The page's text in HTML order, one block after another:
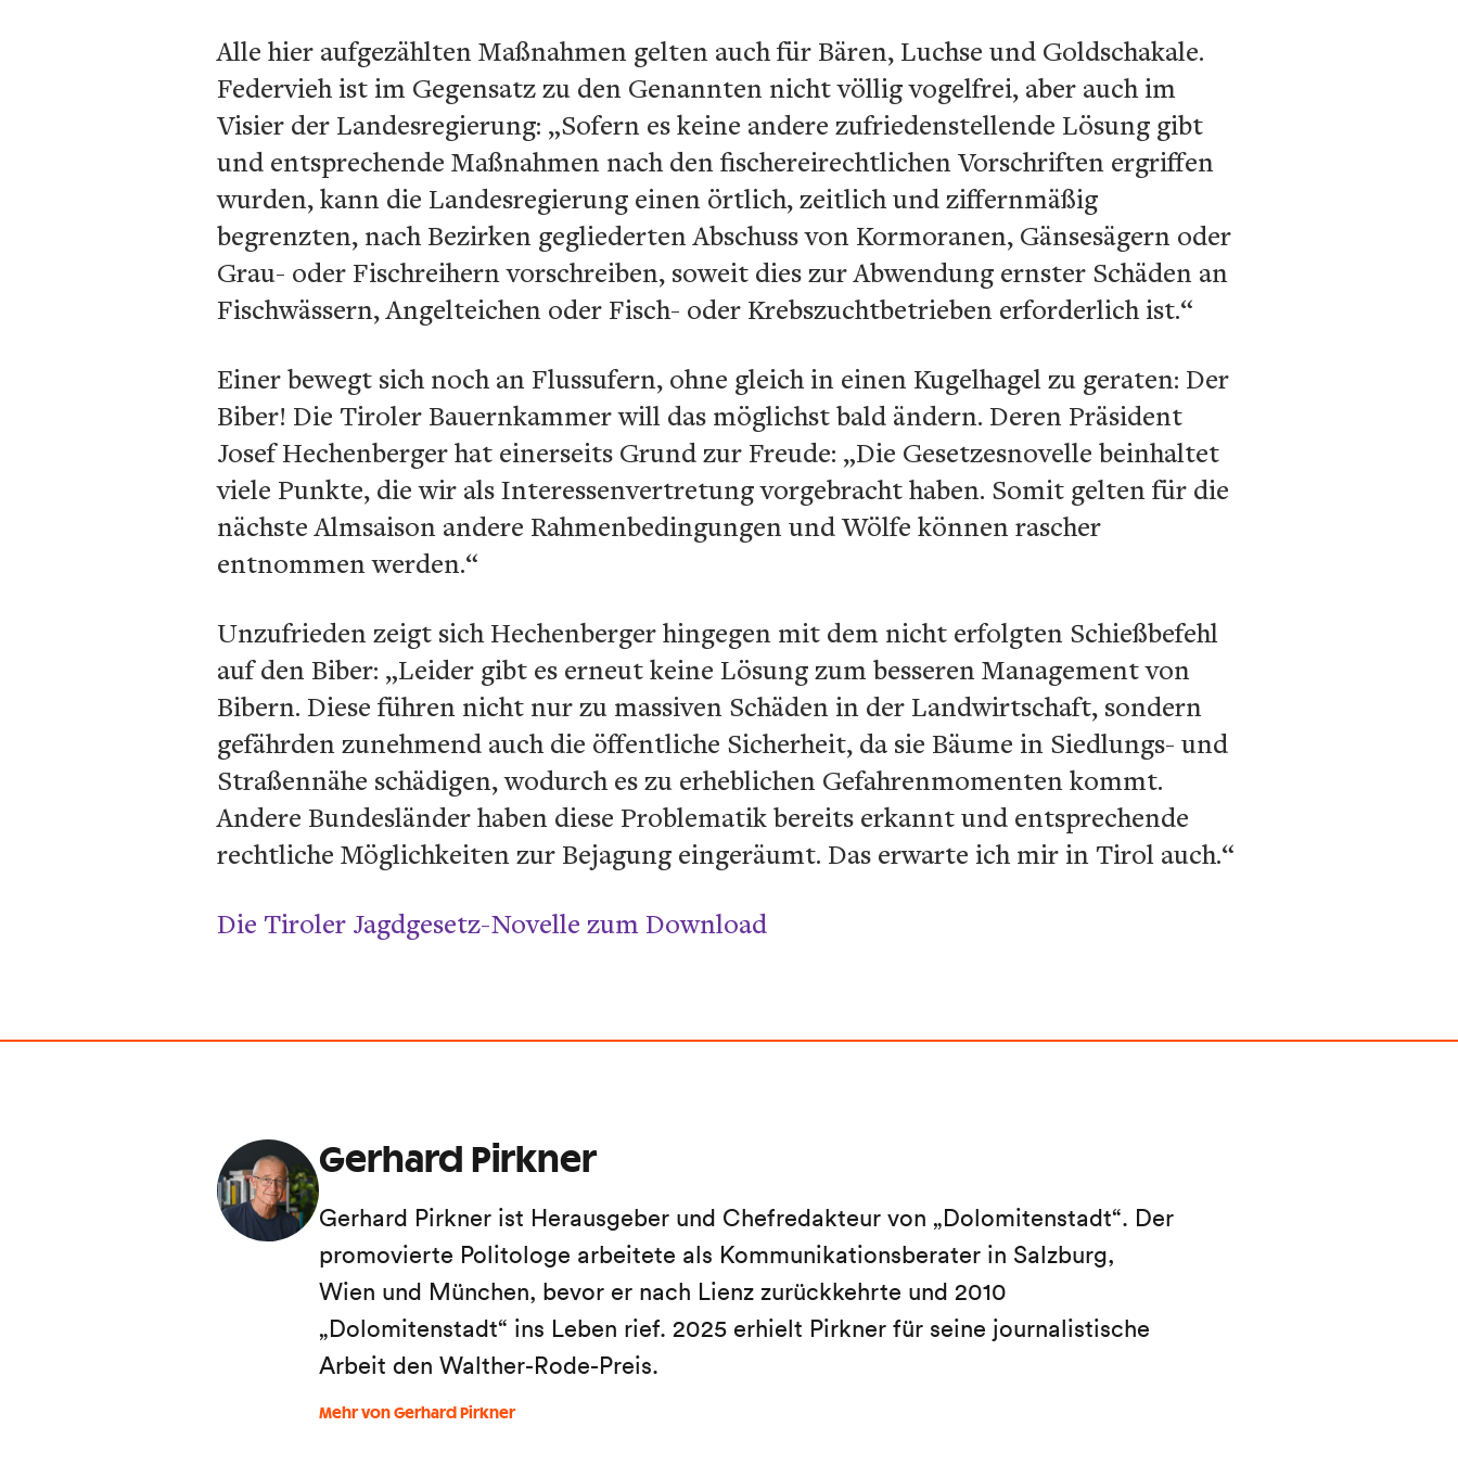
Alle hier aufgezählten Maßnahmen gelten auch für Bären, Luchse und Goldschakale.
Federvieh ist im Gegensatz zu den Genannten nicht völlig vogelfrei, aber auch im
Visier der Landesregierung: „Sofern es keine andere zufriedenstellende Lösung gibt
und entsprechende Maßnahmen nach den fischereirechtlichen Vorschriften ergriffen
wurden, kann die Landesregierung einen örtlich, zeitlich und ziffernmäßig
begrenzten, nach Bezirken gegliederten Abschuss von Kormoranen, Gänsesägern oder
Grau- oder Fischreihern vorschreiben, soweit dies zur Abwendung ernster Schäden an
Fischwässern, Angelteichen oder Fisch- oder Krebszuchtbetrieben erforderlich ist.“
Einer bewegt sich noch an Flussufern, ohne gleich in einen Kugelhagel zu geraten: Der
Biber! Die Tiroler Bauernkammer will das möglichst bald ändern. Deren Präsident
Josef Hechenberger hat einerseits Grund zur Freude: „Die Gesetzesnovelle beinhaltet
viele Punkte, die wir als Interessenvertretung vorgebracht haben. Somit gelten für die
nächste Almsaison andere Rahmenbedingungen und Wölfe können rascher
entnommen werden.“
Unzufrieden zeigt sich Hechenberger hingegen mit dem nicht erfolgten Schießbefehl
auf den Biber: „Leider gibt es erneut keine Lösung zum besseren Management von
Bibern. Diese führen nicht nur zu massiven Schäden in der Landwirtschaft, sondern
gefährden zunehmend auch die öffentliche Sicherheit, da sie Bäume in Siedlungs- und
Straßennähe schädigen, wodurch es zu erheblichen Gefahrenmomenten kommt.
Andere Bundesländer haben diese Problematik bereits erkannt und entsprechende
rechtliche Möglichkeiten zur Bejagung eingeräumt. Das erwarte ich mir in Tirol auch.“
Die Tiroler Jagdgesetz-Novelle zum Download
Gerhard Pirkner
Gerhard Pirkner ist Herausgeber und Chefredakteur von „Dolomitenstadt“. Der
promovierte Politologe arbeitete als Kommunikationsberater in Salzburg,
Wien und München, bevor er nach Lienz zurückkehrte und 2010
„Dolomitenstadt“ ins Leben rief. 2025 erhielt Pirkner für seine journalistische
Arbeit den Walther-Rode-Preis.
Mehr von Gerhard Pirkner